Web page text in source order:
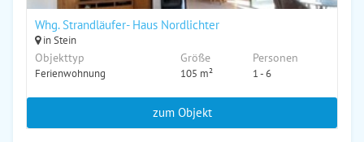
Whg. Strandläufer- Haus Nordlichter
in Stein
Objekttyp
Ferienwohnung
Größe
105 m²
Personen
1 - 6
zum Objekt